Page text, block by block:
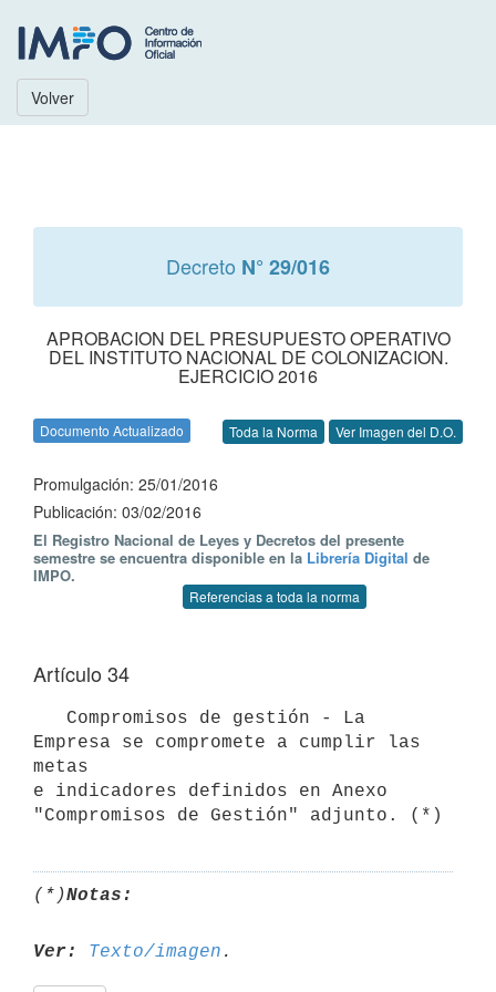
Volver
Decreto N° 29/016
APROBACION DEL PRESUPUESTO OPERATIVO
DEL INSTITUTO NACIONAL DE COLONIZACION.
EJERCICIO 2016
Documento Actualizado Toda la Norma Ver Imagen del D.O.
Promulgación: 25/01/2016
Publicación: 03/02/2016
El Registro Nacional de Leyes y Decretos del presente
semestre se encuentra disponible en la Librería Digital de
IMPO.
Referencias a toda la norma
Artículo 34
Empresa se compromete a cumplir las
metas
e indicadores definidos en Anexo
"Compromisos de Gestión" adjunto. (*)
(*)Notas:
Ver: Texto/imagen